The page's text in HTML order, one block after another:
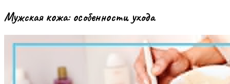
Мужская кожа: особенности ухода